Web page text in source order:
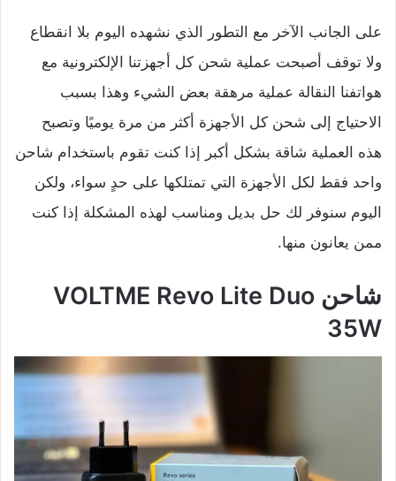
على الجانب الآخر مع التطور الذي نشهده اليوم بلا انقطاع
ولا توقف أصبحت عملية شحن كل أجهزتنا الإلكترونية مع
هواتفنا النقالة عملية مرهقة بعض الشيء وهذا بسبب
الاحتياج إلى شحن كل الأجهزة أكثر من مرة يوميًا وتصبح
هذه العملية شاقة بشكل أكبر إذا كنت تقوم باستخدام شاحن
واحد فقط لكل الأجهزة التي تمتلكها على حدٍ سواء، ولكن
اليوم سنوفر لك حل بديل ومناسب لهذه المشكلة إذا كنت
ممن يعانون منها.
شاحن VOLTME Revo Lite Duo
35W